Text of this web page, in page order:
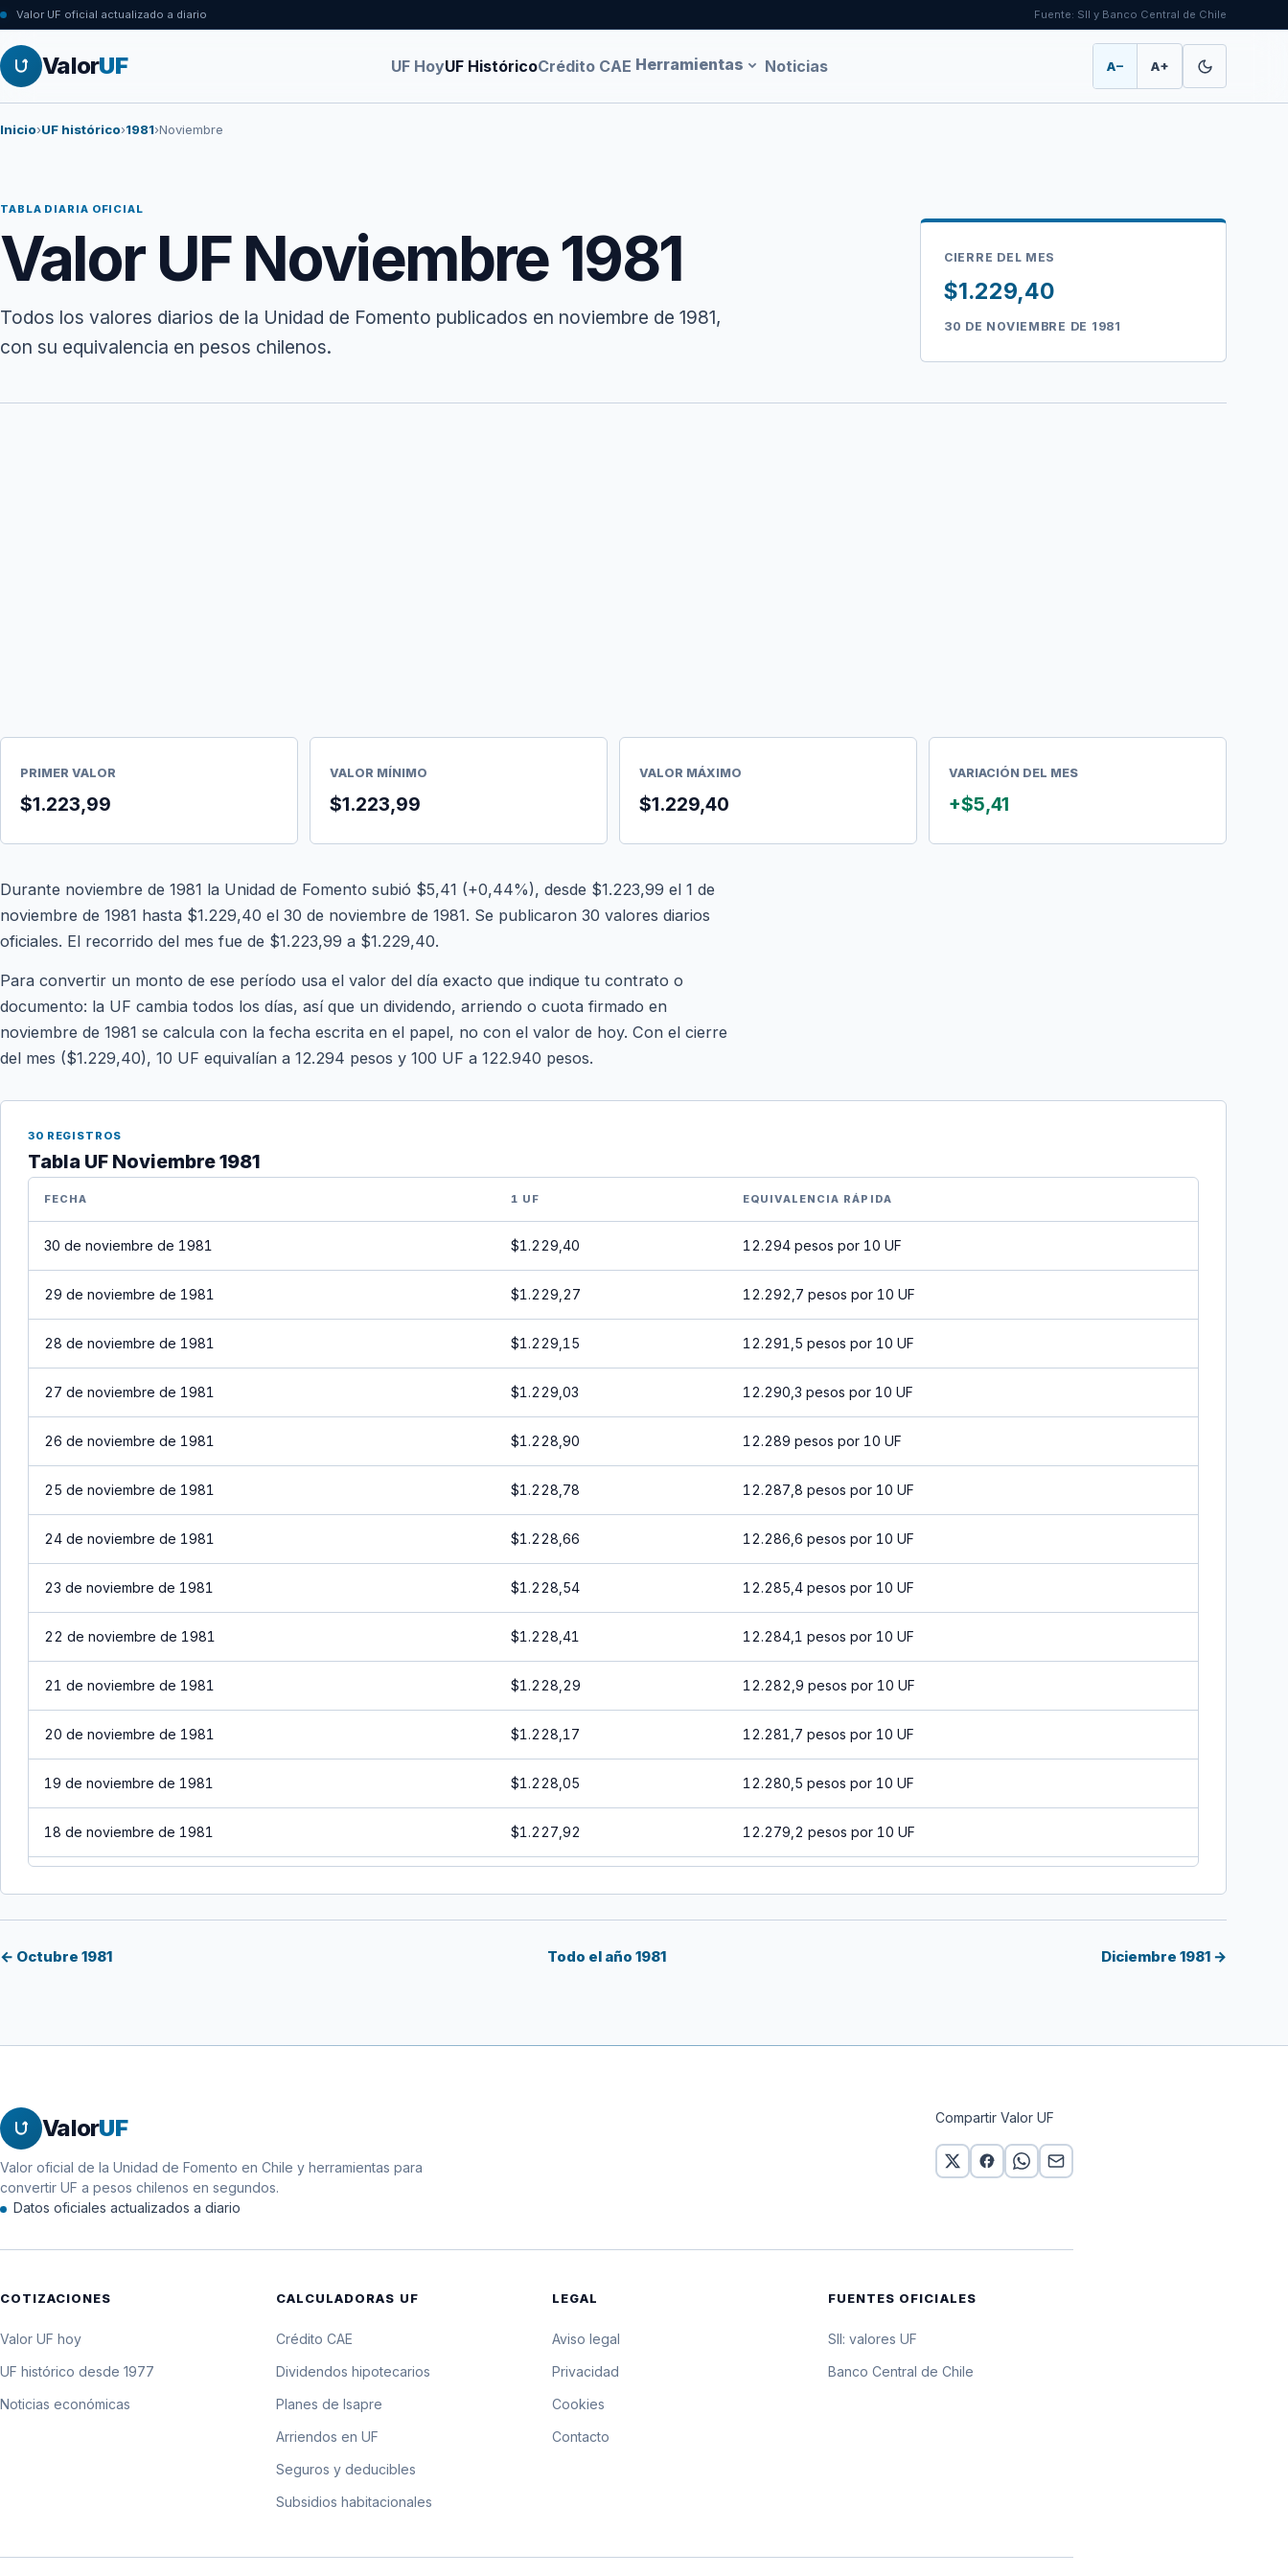
Valor UF oficial actualizado a diario Fuente: SII y Banco Central de Chile
ValorUF UF HoyUF HistóricoCrédito CAE Herramientas Noticias A− A+
Inicio›UF histórico›1981›Noviembre
TABLA DIARIA OFICIAL
Valor UF Noviembre 1981
Todos los valores diarios de la Unidad de Fomento publicados en noviembre de 1981,
con su equivalencia en pesos chilenos.
CIERRE DEL MES
$1.229,40
30 DE NOVIEMBRE DE 1981
PRIMER VALOR
$1.223,99
VALOR MÍNIMO
$1.223,99
VALOR MÁXIMO
$1.229,40
VARIACIÓN DEL MES
+$5,41
Durante noviembre de 1981 la Unidad de Fomento subió $5,41 (+0,44%), desde $1.223,99 el 1 de
noviembre de 1981 hasta $1.229,40 el 30 de noviembre de 1981. Se publicaron 30 valores diarios
oficiales. El recorrido del mes fue de $1.223,99 a $1.229,40.
Para convertir un monto de ese período usa el valor del día exacto que indique tu contrato o
documento: la UF cambia todos los días, así que un dividendo, arriendo o cuota firmado en
noviembre de 1981 se calcula con la fecha escrita en el papel, no con el valor de hoy. Con el cierre
del mes ($1.229,40), 10 UF equivalían a 12.294 pesos y 100 UF a 122.940 pesos.
30 REGISTROS
Tabla UF Noviembre 1981
FECHA 1 UF EQUIVALENCIA RÁPIDA
30 de noviembre de 1981 $1.229,40 12.294 pesos por 10 UF
29 de noviembre de 1981 $1.229,27 12.292,7 pesos por 10 UF
28 de noviembre de 1981 $1.229,15 12.291,5 pesos por 10 UF
27 de noviembre de 1981 $1.229,03 12.290,3 pesos por 10 UF
26 de noviembre de 1981 $1.228,90 12.289 pesos por 10 UF
25 de noviembre de 1981 $1.228,78 12.287,8 pesos por 10 UF
24 de noviembre de 1981 $1.228,66 12.286,6 pesos por 10 UF
23 de noviembre de 1981 $1.228,54 12.285,4 pesos por 10 UF
22 de noviembre de 1981 $1.228,41 12.284,1 pesos por 10 UF
21 de noviembre de 1981 $1.228,29 12.282,9 pesos por 10 UF
20 de noviembre de 1981 $1.228,17 12.281,7 pesos por 10 UF
19 de noviembre de 1981 $1.228,05 12.280,5 pesos por 10 UF
18 de noviembre de 1981 $1.227,92 12.279,2 pesos por 10 UF
12 de noviembre de 1981
11 de noviembre de 1981
7 de noviembre de 1981 $1.226,11 12.261,1 pesos por 10 UF
← Octubre 1981 Todo el año 1981 Diciembre 1981 →
ValorUF
Valor oficial de la Unidad de Fomento en Chile y herramientas para
convertir UF a pesos chilenos en segundos.
Datos oficiales actualizados a diario
Compartir Valor UF
COTIZACIONES
Valor UF hoy
UF histórico desde 1977
Noticias económicas
CALCULADORAS UF
Crédito CAE
Dividendos hipotecarios
Planes de Isapre
Arriendos en UF
Seguros y deducibles
Subsidios habitacionales
LEGAL
Aviso legal
Privacidad
Cookies
Contacto
FUENTES OFICIALES
SII: valores UF
Banco Central de Chile